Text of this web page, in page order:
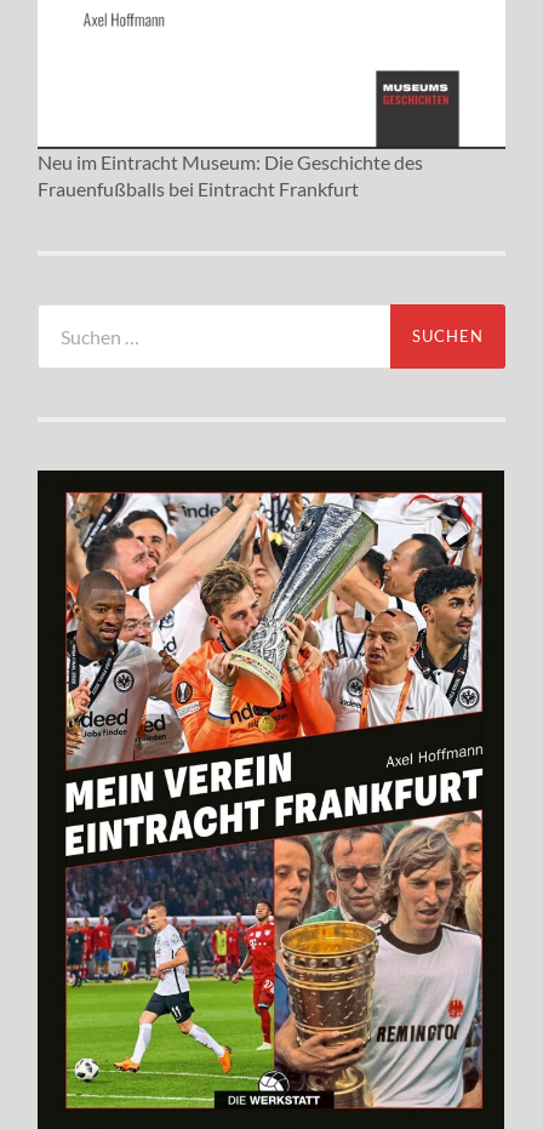
Neu im Eintracht Museum: Die Geschichte des
Frauenfußballs bei Eintracht Frankfurt
nach: